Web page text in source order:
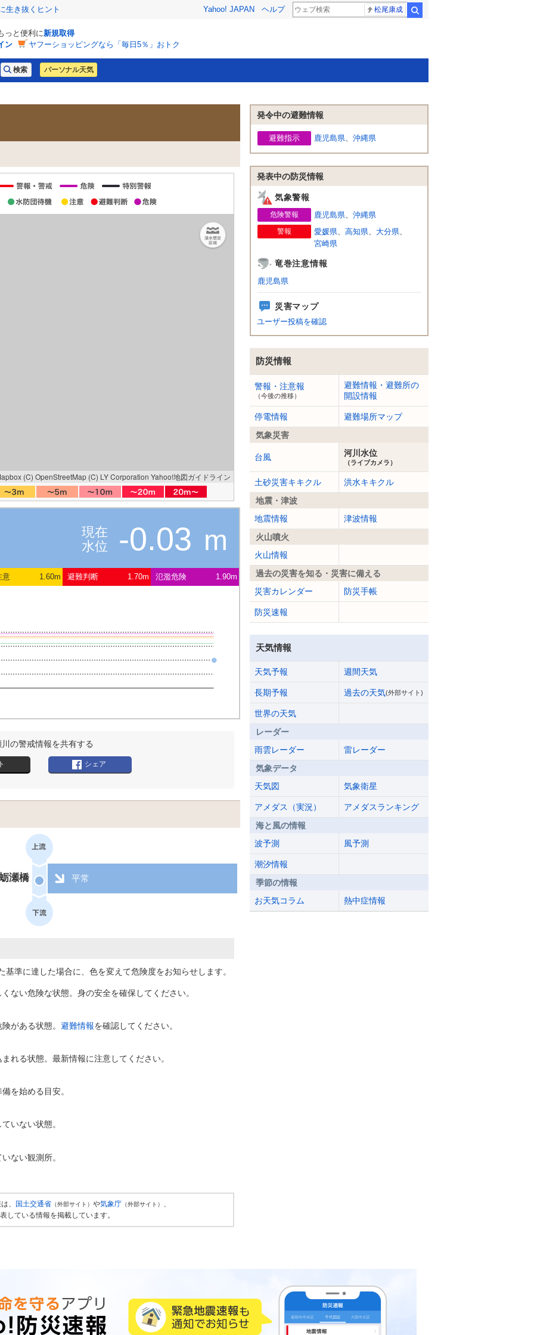
き抜くヒント Yahoo! JAPAN ヘルプ 松尾康成
っと便利に新規取得
ン
ヤフーショッピングなら「毎日5％」おトク
パーソナル天気
(C) OpenStreetMap (C) LY Corporation Yahoo!地図ガイドライン
現在
水位
-0.03 m
意 1.60m 避難判断 1.70m 氾濫危険 1.90m
の警戒情報を共有する
シェア
瀬橋 平常
準に達した場合に、色を変えて危険度をお知らせします。
ない危険な状態。身の安全を確保してください。
がある状態。 避難情報を確認してください。
れる状態。最新情報に注意してください。
を始める目安。
いない状態。
ない観測所。
、 国土交通省 （外部サイト） や気象庁 （外部サイト） 、
している情報を掲載しています。
発令中の避難情報
避難指示 鹿児島県、 沖縄県
発表中の防災情報
気象警報
危険警報 鹿児島県、 沖縄県
警報 愛媛県、 高知県、 大分県、
宮崎県
竜巻注意情報
鹿児島県
災害マップ
ユーザー投稿を確認
防災情報
警報・注意報
（今後の推移）
避難情報・避難所の
開設情報
停電情報
避難場所マップ
気象災害
台風 河川水位
（ライブカメラ）
土砂災害キキクル
洪水キキクル
地震・津波
地震情報
津波情報
火山噴火
火山情報
過去の災害を知る・災害に備える
災害カレンダー
防災手帳
防災速報
天気情報
天気予報 週間天気
長期予報 過去の天気(外部サイト)
世界の天気
レーダー
雨雲レーダー
雷レーダー
気象データ
天気図
気象衛星
アメダス（実況）
アメダスランキング
海と風の情報
波予測
風予測
潮汐情報
季節の情報
お天気コラム
熱中症情報